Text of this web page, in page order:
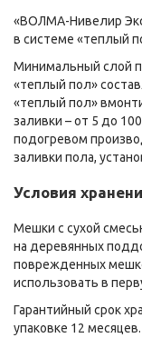
«ВОЛМА-Нивелир
в системе «теплый
Минимальный слой
«теплый пол»
«теплый пол»
заливки – от 5 до
подогревом
заливки пола,
Условия
Мешки с сухой
на деревянных
поврежденных
использовать в
Гарантийный срок
упаковке 12 месяцев.